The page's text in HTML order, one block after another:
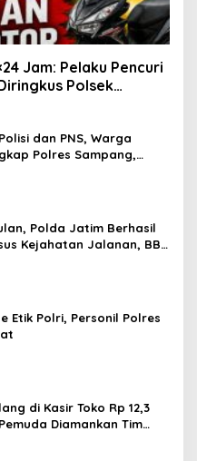
Jam: Pelaku Pencuri
Polsek
dan PNS, Warga
Polres Sampang,
600 juta
Polda Jatim Berhasil
Kejahatan Jalanan, BB
dan 12 Mobil Diamankan
Etik Polri, Personil Polres
di Kasir Toko Rp 12,3
Diamankan Tim
Sumenep